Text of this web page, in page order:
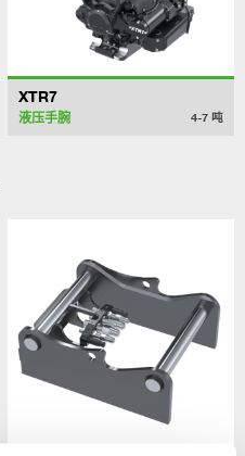
XTR7
液压手腕 4-7 吨